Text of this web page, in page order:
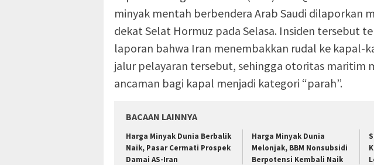
minyak mentah berbendera Arab Saudi dilaporkan
dekat Selat Hormuz pada Selasa. Insiden tersebut
laporan bahwa Iran menembakkan rudal ke kapal-
jalur pelayaran tersebut, sehingga otoritas maritim
ancaman bagi kapal menjadi kategori “parah”.
BACAAN LAINNYA
Harga Minyak Dunia Berbalik
Naik, Pasar Cermati Prospek
Damai AS-Iran
Harga Minyak Dunia
Melonjak, BBM Nonsubsidi
Berpotensi Kembali Naik